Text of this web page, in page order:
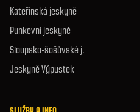
Kateřinská jeskyně
Punkevní jeskyně
Sloupsko-šošůvské j.
Jeskyně Výpustek